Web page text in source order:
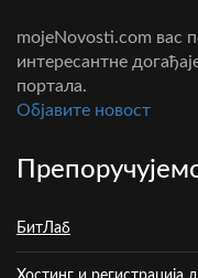
mojeNovosti.com вас
интересантне
портала.
Oбјавите новост
БитЛаб